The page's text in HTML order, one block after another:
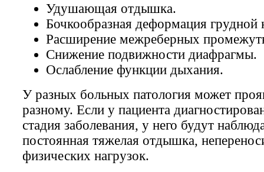
Удушающая отдышка.
Бочкообразная деформация грудной
Расширение межреберных
Снижение подвижности диафрагмы.
Ослабление функции дыхания.
У разных больных патология может
разному. Если у пациента
стадия заболевания, у него будут
постоянная тяжелая отдышка,
физических нагрузок.